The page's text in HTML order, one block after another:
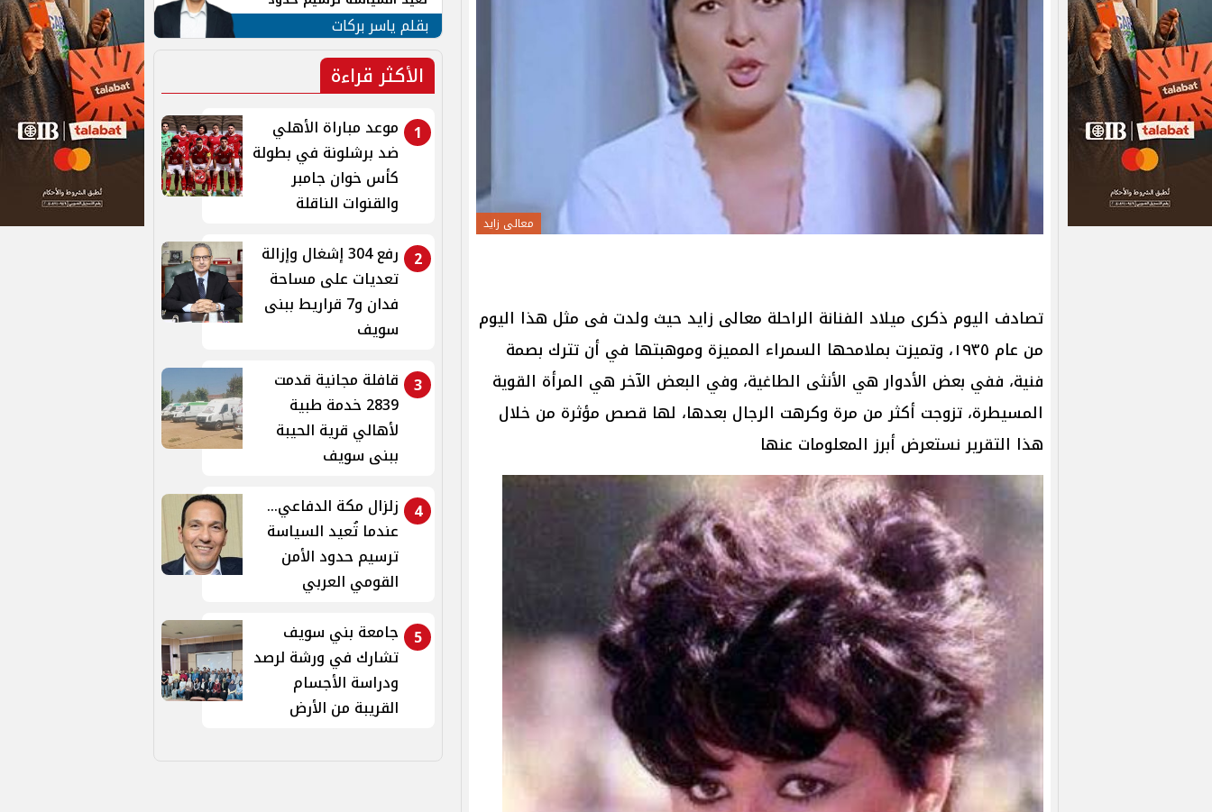
معالى زايد
تصادف اليوم ذكرى ميلاد الفنانة الراحلة معالى زايد حيث ولدت فى مثل هذا اليوم
من عام ١٩٣٥، وتميزت بملامحها السمراء المميزة وموهبتها في أن تترك بصمة
فنية، ففي بعض الأدوار هي الأنثى الطاغية، وفي البعض الآخر هي المرأة القوية
المسيطرة، تزوجت أكثر من مرة وكرهت الرجال بعدها، لها قصص مؤثرة من خلال
هذا التقرير نستعرض أبرز المعلومات عنها
الأمن القومي العربي
بقلم ياسر بركات
الأكثر قراءة
1
موعد مباراة الأهلي
ضد برشلونة في بطولة
كأس خوان جامبر
والقنوات الناقلة
2
رفع 304 إشغال وإزالة
تعديات على مساحة
فدان و7 قراريط ببنى
سويف
3 قافلة مجانية قدمت
2839 خدمة طبية
لأهالي قرية الحيبة
ببنى سويف
4
زلزال مكة الدفاعي...
عندما تُعيد السياسة
ترسيم حدود الأمن
القومي العربي
5
جامعة بني سويف
تشارك في ورشة لرصد
ودراسة الأجسام
القريبة من الأرض